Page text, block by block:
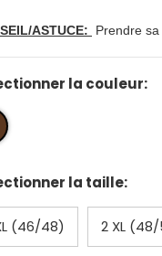
ASTUCE: Prendre
la couleur:
la taille:
(46/48) 2 XL